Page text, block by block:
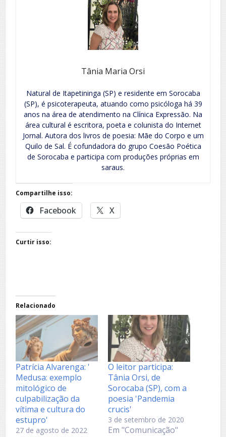
Tânia Maria Orsi
Natural de Itapetininga (SP) e residente em Sorocaba
(SP), é psicoterapeuta, atuando como psicóloga há 39
anos na área de atendimento na Clínica Expressão. Na
área cultural é escritora, poeta e colunista do Internet
Jornal. Autora dos livros de poesia: Mãe do Corpo e um
Quilo de Sal. É cofundadora do grupo Coesão Poética
de Sorocaba e participa com produções próprias em
saraus.
Compartilhe isso:
Facebook X
Curtir isso:
Relacionado
Patrícia Alvarenga: '
Medusa: exemplo
mitológico de
culpabilização da
vítima e cultura do
estupro'
27 de agosto de 2022
O leitor participa:
Tânia Orsi, de
Sorocaba (SP), com a
poesia 'Pandemia
crucis'
3 de setembro de 2020
Em "Comunicação"